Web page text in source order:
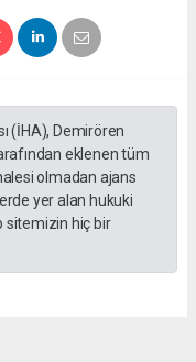
(İHA), Demirören
eklenen tüm
olmadan ajans
yer alan hukuki
sitemizin hiç bir